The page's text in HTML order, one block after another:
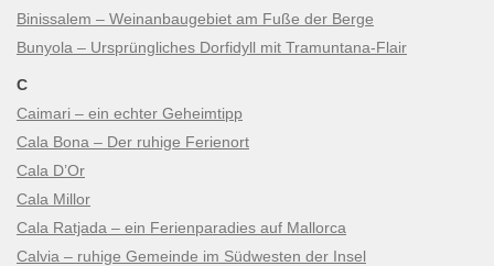
Binissalem – Weinanbaugebiet am Fuße der Berge
Bunyola – Ursprüngliches Dorfidyll mit Tramuntana-Flair
C
Caimari – ein echter Geheimtipp
Cala Bona – Der ruhige Ferienort
Cala D’Or
Cala Millor
Cala Ratjada – ein Ferienparadies auf Mallorca
Calvia – ruhige Gemeinde im Südwesten der Insel